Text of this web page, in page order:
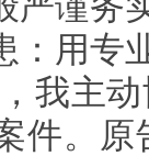
：用专
我主
件。